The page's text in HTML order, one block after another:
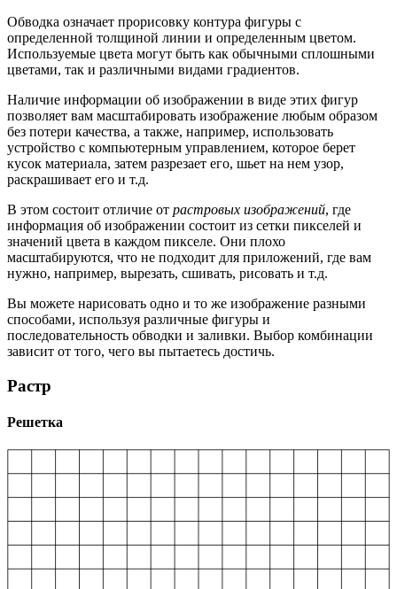
Обводка означает прорисовку контура фигуры с
определенной толщиной линии и определенным цветом.
Используемые цвета могут быть как обычными сплошными
цветами, так и различными видами градиентов.
Наличие информации об изображении в виде этих фигур
позволяет вам масштабировать изображение любым образом
без потери качества, а также, например, использовать
устройство с компьютерным управлением, которое берет
кусок материала, затем разрезает его, шьет на нем узор,
раскрашивает его и т.д.
В этом состоит отличие от растровых изображений, где
информация об изображении состоит из сетки пикселей и
значений цвета в каждом пикселе. Они плохо
масштабируются, что не подходит для приложений, где вам
нужно, например, вырезать, сшивать, рисовать и т.д.
Вы можете нарисовать одно и то же изображение разными
способами, используя различные фигуры и
последовательность обводки и заливки. Выбор комбинации
зависит от того, чего вы пытаетесь достичь.
Растр
Решетка